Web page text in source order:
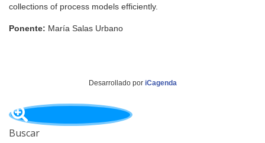
collections of process models efficiently.
Ponente: María Salas Urbano
Desarrollado por iCagenda
Buscar